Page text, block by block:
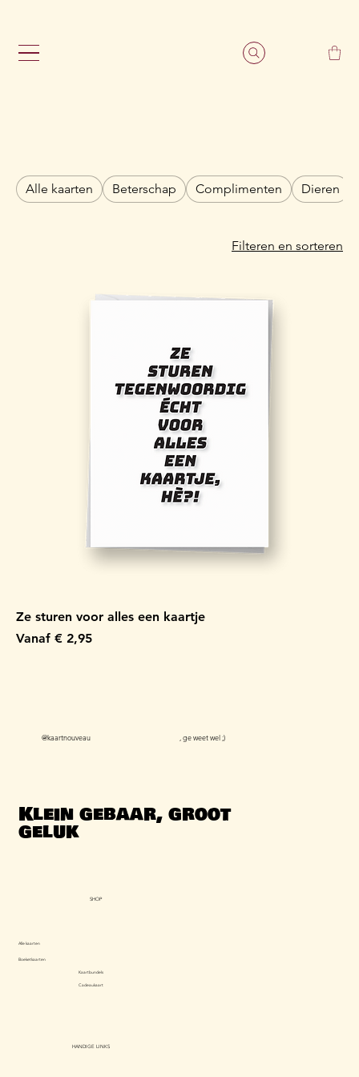
Alle kaarten Beterschap Complimenten Dieren
Filteren en sorteren
Ze sturen voor alles een kaartje
Vanaf € 2,95
Verkoopprijs
@kaartnouveau , ge weet wel ;)
Klein gebaar, groot
geluk
SHOP
Alle kaarten
Boeketkaarten
Kaartbundels
Cadeaukaart
HANDIGE LINKS